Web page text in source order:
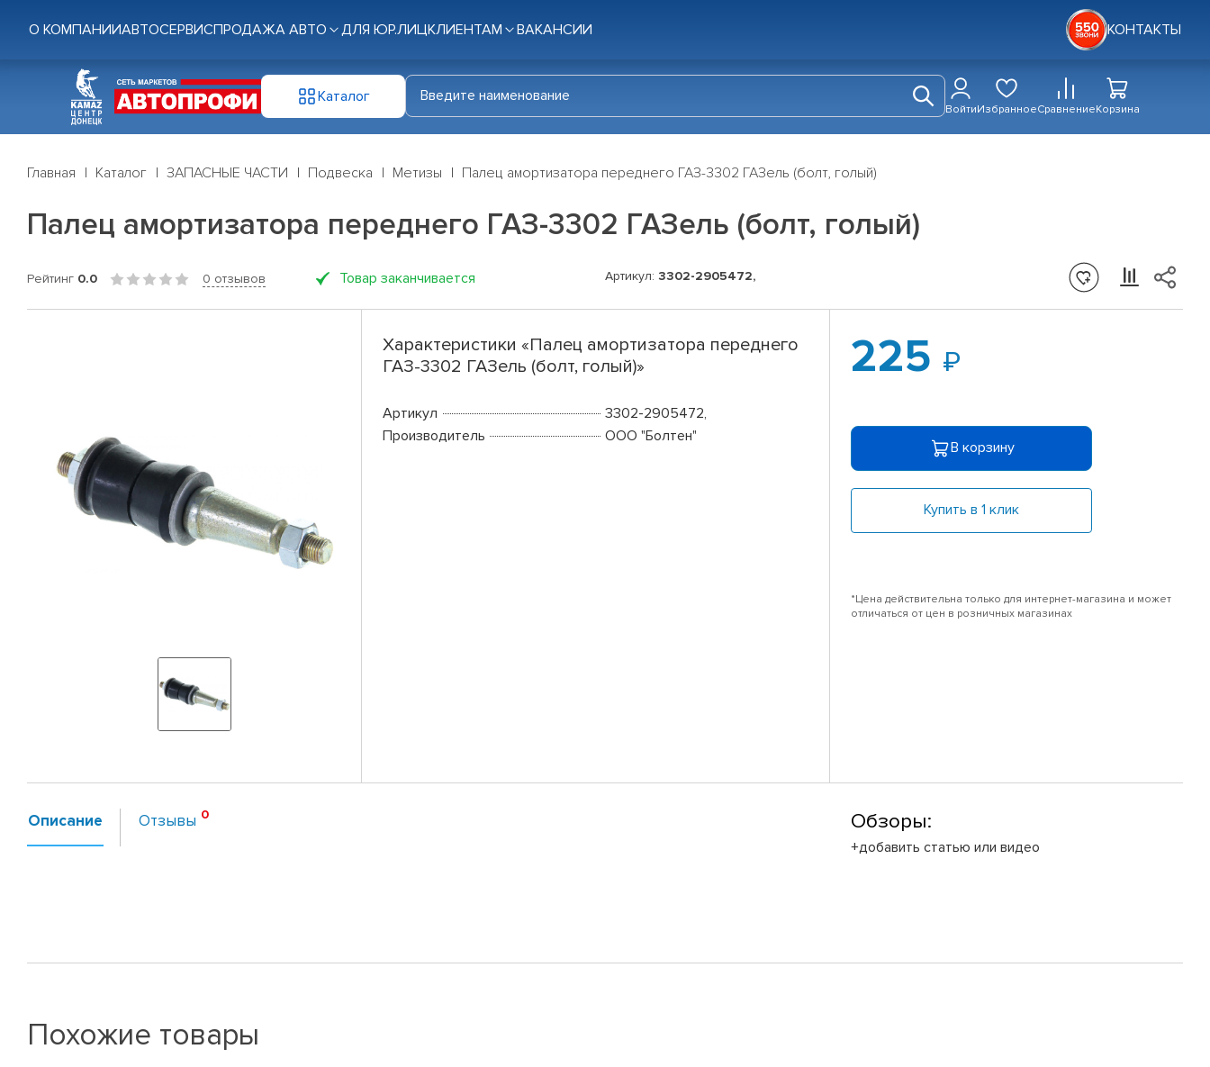
О КОМПАНИИАВТОСЕРВИСПРОДАЖА АВТО ДЛЯ ЮР.ЛИЦКЛИЕНТАМ ВАКАНСИИ КОНТАКТЫ
Каталог
ВойтиИзбранноеСравнениеКорзина
Главная Каталог ЗАПАСНЫЕ ЧАСТИ Подвеска Метизы Палец амортизатора переднего ГАЗ-3302 ГАЗель (болт, голый)
Палец амортизатора переднего ГАЗ-3302 ГАЗель (болт, голый)
Рейтинг 0.0 0 отзывов Товар заканчивается Артикул: 3302-2905472,
Характеристики «Палец амортизатора переднего
ГАЗ-3302 ГАЗель (болт, голый)»
Артикул
3302-2905472,
Производитель
ООО "Болтен"
225
В корзину
Купить в 1 клик
*Цена действительна только для интернет-магазина и может
отличаться от цен в розничных магазинах
Описание Отзывы Обзоры:
+добавить статью или видео
Похожие товары